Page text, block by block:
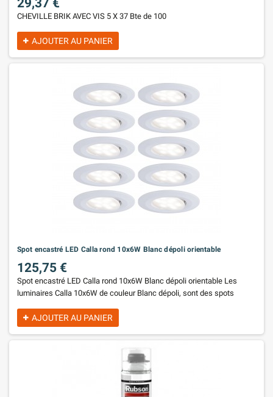
CHEVILLE BRIK AVEC VIS 5 X 37 Bte de 100
AJOUTER AU PANIER
Spot encastré LED Calla rond 10x6W Blanc dépoli orientable
125,75 €
Spot encastré LED Calla rond 10x6W Blanc dépoli orientable Les
luminaires Calla 10x6W de couleur Blanc dépoli, sont des spots
aussi bien à l'équipement de nouvelles installations qu'au
remplacement d'équipements existants. Ces luminaires se relient
directe 230V. Température de couleur: 4000K - Blanc neutre
protection IP65 pour pièces humides ou extérieur avec des spots
réglables pour un éclairage optimal pour raccordement direct au
AJOUTER AU PANIER